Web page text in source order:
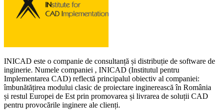
INICAD este o companie de consultanță și distribuție de software de
inginerie. Numele companiei , INICAD (Institutul pentru
Implementarea CAD) reflectă principalul obiectiv al companiei:
îmbunătățirea modului clasic de proiectare inginerească în România
și restul Europei de Est prin promovarea și livrarea de soluții CAD
pentru provocările inginere ale clienți.